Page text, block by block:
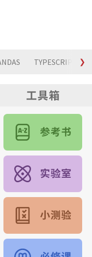
TYPESCRIPT ❯